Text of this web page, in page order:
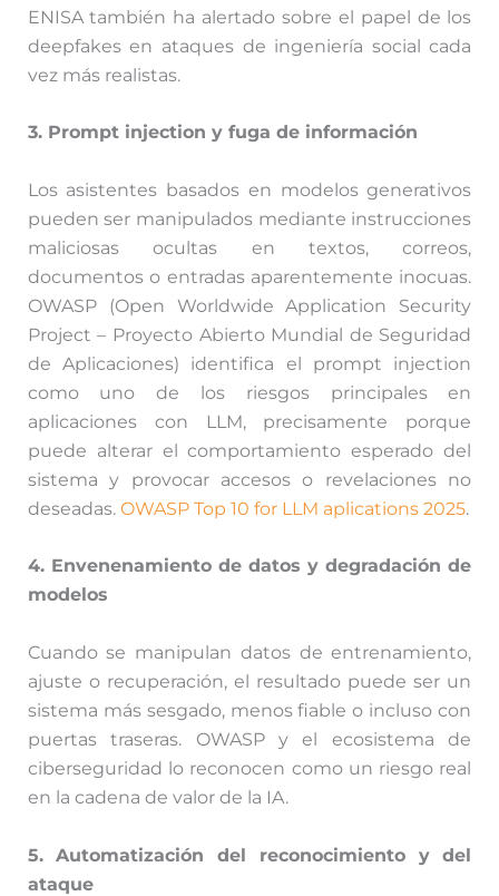
ENISA también ha alertado sobre el papel de los
deepfakes en ataques de ingeniería social cada
vez más realistas.
3. Prompt injection y fuga de información
Los asistentes basados en modelos generativos
pueden ser manipulados mediante instrucciones
maliciosas ocultas en textos, correos,
documentos o entradas aparentemente inocuas.
OWASP (Open Worldwide Application Security
Project – Proyecto Abierto Mundial de Seguridad
de Aplicaciones) identifica el prompt injection
como uno de los riesgos principales en
aplicaciones con LLM, precisamente porque
puede alterar el comportamiento esperado del
sistema y provocar accesos o revelaciones no
deseadas. OWASP Top 10 for LLM aplications 2025.
4. Envenenamiento de datos y degradación de
modelos
Cuando se manipulan datos de entrenamiento,
ajuste o recuperación, el resultado puede ser un
sistema más sesgado, menos fiable o incluso con
puertas traseras. OWASP y el ecosistema de
ciberseguridad lo reconocen como un riesgo real
en la cadena de valor de la IA.
5. Automatización del reconocimiento y del
ataque